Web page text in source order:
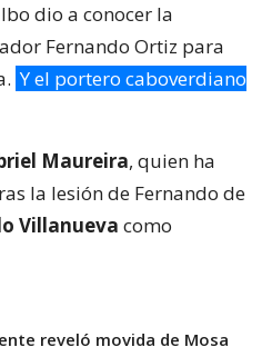
dio a conocer la
Fernando Ortiz para
Y el portero caboverdiano
Maureira, quien ha
la lesión de Fernando de
Villanueva como
reveló movida de Mosa